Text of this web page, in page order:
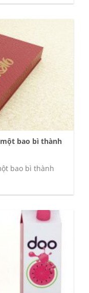
bao bì thành
bao bì thành